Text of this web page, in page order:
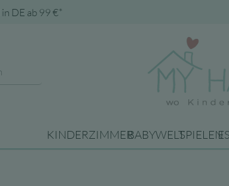
DE ab 99 €*
KINDERZIMMERBABYWELTSPIELEN